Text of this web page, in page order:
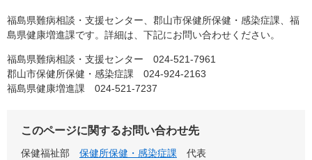
福島県難病相談・支援センター、郡山市保健所保健・感染症課、福
島県健康増進課です。詳細は、下記にお問い合わせください。
福島県難病相談・支援センター 024-521-7961
郡山市保健所保健・感染症課 024-924-2163
福島県健康増進課 024-521-7237
このページに関するお問い合わせ先
保健福祉部 保健所保健・感染症課
代表